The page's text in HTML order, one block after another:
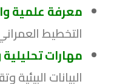
معرفة علمية
التخطيط
مهارات
البيانات البيئية